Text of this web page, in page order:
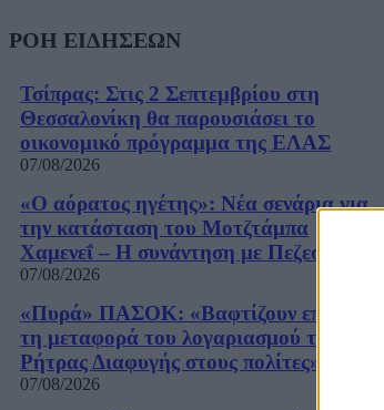
ΡΟΗ ΕΙΔΗΣΕΩΝ
Τσίπρας: Στις 2 Σεπτεμβρίου στη
Θεσσαλονίκη θα παρουσιάσει το
οικονομικό πρόγραμμα της ΕΛΑΣ
07/08/2026
«Ο αόρατος ηγέτης»: Νέα σενάρια για
την κατάσταση του Μοτζτάμπα
Χαμενεΐ – Η συνάντηση με Πεζεσκιάν
07/08/2026
«Πυρά» ΠΑΣΟΚ: «Βαφτίζουν επιτυχία
τη μεταφορά του λογαριασμού της
Ρήτρας Διαφυγής στους πολίτες»
07/08/2026